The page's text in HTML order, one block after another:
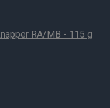
RA/MB - 115 g